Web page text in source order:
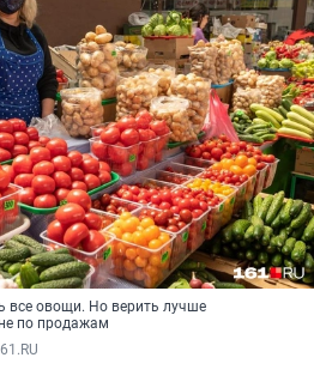
все овощи. Но верить лучше
по продажам